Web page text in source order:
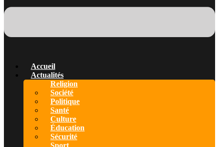
Accueil
Actualités
Religion
Société
Politique
Santé
Culture
Éducation
Sécurité
Sport